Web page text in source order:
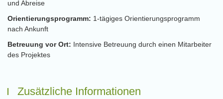
und Abreise
Orientierungsprogramm: 1-tägiges Orientierungsprogramm
nach Ankunft
Betreuung vor Ort: Intensive Betreuung durch einen Mitarbeiter
des Projektes
Zusätzliche Informationen